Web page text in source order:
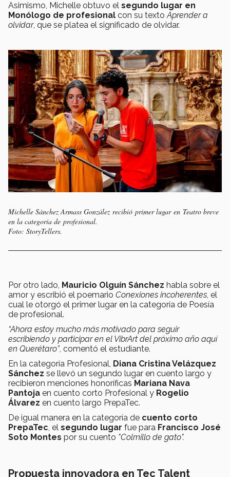
Asimismo, Michelle obtuvo el segundo lugar en
Monólogo de profesional con su textoAprender a
olvidar, que se platea el significado de olvidar.
Michelle Sánchez Armass González recibió primer lugar en Teatro breve
en la categoría de profesional.
Foto: StoryTellers.
Por otro lado, Mauricio Olguín Sánchez habla sobre el
amor y escribió el poemario Conexiones incoherentes, el
cual le otorgó el primer lugar en la categoría de Poesía
de profesional.
“Ahora estoy mucho más motivado para seguir
escribiendo y participar en el VibrArt del próximo año aquí
en Querétaro”, comentó el estudiante.
En la categoría Profesional, Diana Cristina Velázquez
Sánchez se llevó un segundo lugar en cuento largo y
recibieron menciones honoríficas Mariana Nava
Pantoja en cuento corto Profesional y Rogelio
Álvarez en cuento largo PrepaTec.
De igual manera en la categoría de cuento corto
PrepaTec, el segundo lugar fue para Francisco José
Soto Montes por su cuento "Colmillo de gato".
Propuesta innovadora en Tec Talent